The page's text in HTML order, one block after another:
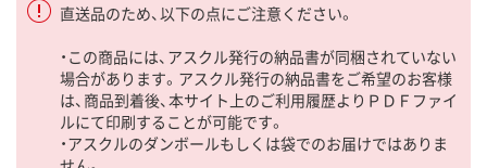
直送品のため、以下の点にご注意ください。
・この商品には、アスクル発行の納品書が同梱されていない
場合があります。アスクル発行の納品書をご希望のお客様
は、商品到着後、本サイト上のご利用履歴よりＰＤＦファイ
ルにて印刷することが可能です。
・アスクルのダンボールもしくは袋でのお届けではありま